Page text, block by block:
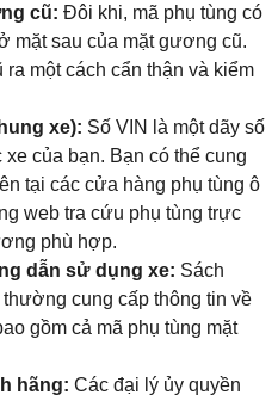
cũ: Đôi khi, mã phụ tùng có
mặt sau của mặt gương cũ.
một cách cẩn thận và kiểm
xe): Số VIN là một dãy số
của bạn. Bạn có thể cung
tại các cửa hàng phụ tùng ô
web tra cứu phụ tùng trực
phù hợp.
dẫn sử dụng xe: Sách
cung cấp thông tin về
gồm cả mã phụ tùng mặt
hãng: Các đại lý ủy quyền